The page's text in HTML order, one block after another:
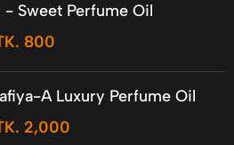
- Sweet Perfume Oil
800
A Luxury Perfume Oil
2,000